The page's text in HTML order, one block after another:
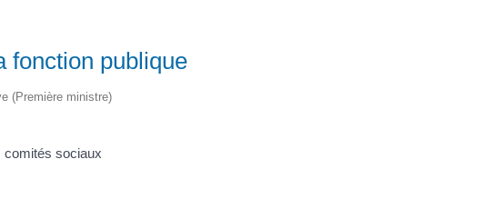
fonction publique
(Première ministre)
comités sociaux